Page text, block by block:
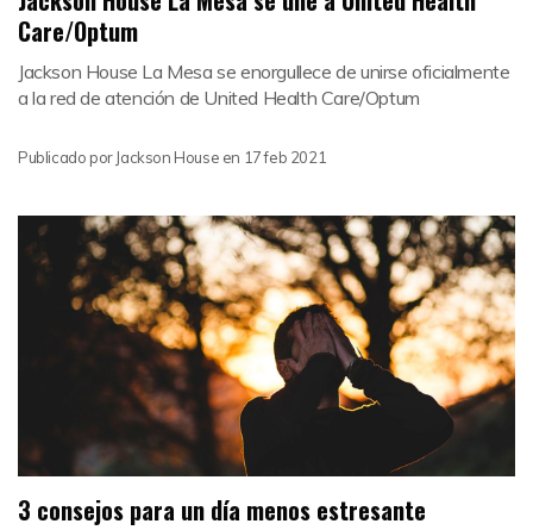
Care/Optum
Jackson House La Mesa se enorgullece de unirse oficialmente
a la red de atención de United Health Care/Optum
Publicado por Jackson House en 17 feb 2021
3 consejos para un día menos estresante